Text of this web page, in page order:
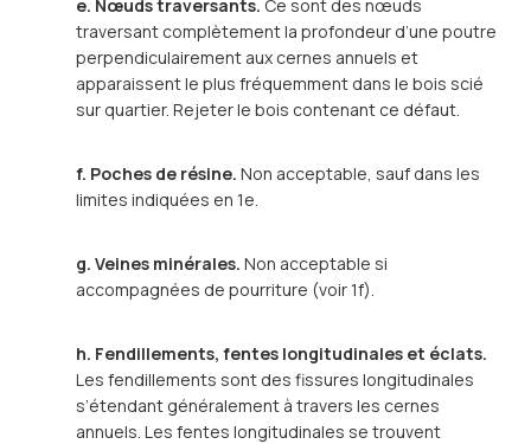
e. Nœuds traversants. Ce sont des nœuds
traversant complètement la profondeur d’une poutre
perpendiculairement aux cernes annuels et
apparaissent le plus fréquemment dans le bois scié
sur quartier. Rejeter le bois contenant ce défaut.
f. Poches de résine. Non acceptable, sauf dans les
limites indiquées en 1e.
g. Veines minérales. Non acceptable si
accompagnées de pourriture (voir 1f).
h. Fendillements, fentes longitudinales et éclats.
Les fendillements sont des fissures longitudinales
s’étendant généralement à travers les cernes
annuels. Les fentes longitudinales se trouvent